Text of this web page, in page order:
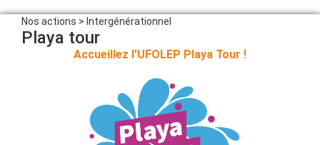
Nos actions > Intergénérationnel
Playa tour
Accueillez l'UFOLEP Playa Tour !